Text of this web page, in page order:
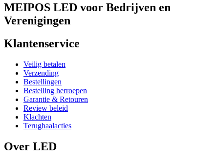
MEIPOS LED voor Bedrijven en
Verenigingen
Klantenservice
Veilig betalen
Verzending
Bestellingen
Bestelling herroepen
Garantie & Retouren
Review beleid
Klachten
Terughaalacties
Over LED